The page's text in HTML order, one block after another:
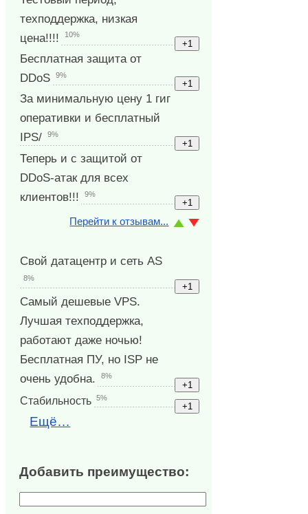
техподдержка, низкая
цена!!!!
10%
Бесплатная защита от
DDoS
9%
За минимальную цену 1 гиг
оперативки и бесплатный
IPS/
9%
Теперь и с защитой от
DDoS-атак для всех
клиентов!!!
9%
Перейти к отзывам...
Свой датацентр и сеть AS
8%
Самый дешевые VPS.
Лучшая техподдержка,
работают даже ночью!
Бесплатная ПУ, но ISP не
очень удобна.
8%
Стабильность 5%
Ещё…
Добавить преимущество: